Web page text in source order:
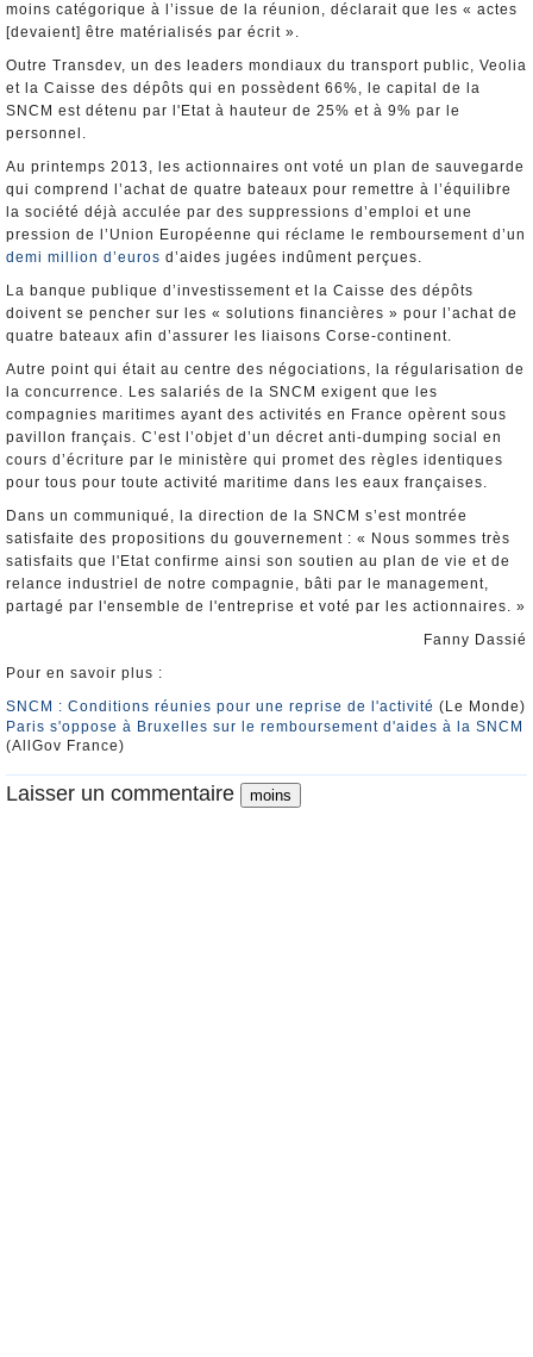
moins catégorique à l’issue de la réunion, déclarait que les « actes
[devaient] être matérialisés par écrit ».
Outre Transdev, un des leaders mondiaux du transport public, Veolia
et la Caisse des dépôts qui en possèdent 66%, le capital de la
SNCM est détenu par l'Etat à hauteur de 25% et à 9% par le
personnel.
Au printemps 2013, les actionnaires ont voté un plan de sauvegarde
qui comprend l’achat de quatre bateaux pour remettre à l’équilibre
la société déjà acculée par des suppressions d’emploi et une
pression de l’Union Européenne qui réclame le remboursement d’un
demi million d’euros d’aides jugées indûment perçues.
La banque publique d’investissement et la Caisse des dépôts
doivent se pencher sur les « solutions financières » pour l’achat de
quatre bateaux afin d’assurer les liaisons Corse-continent.
Autre point qui était au centre des négociations, la régularisation de
la concurrence. Les salariés de la SNCM exigent que les
compagnies maritimes ayant des activités en France opèrent sous
pavillon français. C’est l’objet d’un décret anti-dumping social en
cours d’écriture par le ministère qui promet des règles identiques
pour tous pour toute activité maritime dans les eaux françaises.
Dans un communiqué, la direction de la SNCM s’est montrée
satisfaite des propositions du gouvernement : « Nous sommes très
satisfaits que l'Etat confirme ainsi son soutien au plan de vie et de
relance industriel de notre compagnie, bâti par le management,
partagé par l'ensemble de l'entreprise et voté par les actionnaires. »
Fanny Dassié
Pour en savoir plus :
SNCM : Conditions réunies pour une reprise de l'activité (Le Monde)
Paris s'oppose à Bruxelles sur le remboursement d'aides à la SNCM
(AllGov France)
Laisser un commentaire